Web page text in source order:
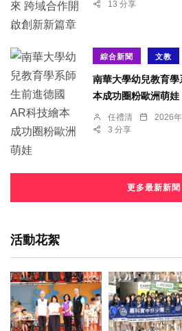
13 分享
綜合新聞 文教
南華大學幼兒教育
本成功圈粉歐洲萌娃
任禮清 2026
3 分享
更多最新新聞
活動花絮